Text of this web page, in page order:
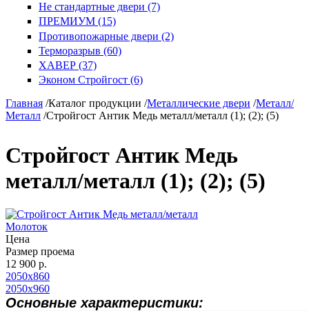
Не стандартные двери (7)
ПРЕМИУМ (15)
Противопожарные двери (2)
Терморазрыв (60)
ХАВЕР (37)
Эконом Стройгост (6)
Главная /Каталог продукции /Металлические двери /Металл/
Металл /Стройгост Антик Медь металл/металл (1); (2); (5)
Стройгост Антик Медь
металл/металл (1); (2); (5)
Молоток
Цена
Размер проема
12 900 р.
2050х860
2050х960
Основные характеристики: